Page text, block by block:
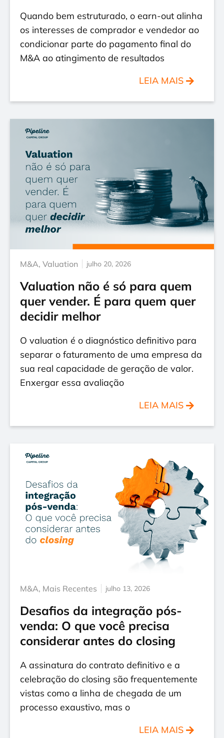
Quando bem estruturado, o earn-out alinha
os interesses de comprador e vendedor ao
condicionar parte do pagamento final do
M&A ao atingimento de resultados
LEIA MAIS
M&A, Valuation julho 20, 2026
Valuation não é só para quem
quer vender. É para quem quer
decidir melhor
O valuation é o diagnóstico definitivo para
separar o faturamento de uma empresa da
sua real capacidade de geração de valor.
Enxergar essa avaliação
LEIA MAIS
M&A, Mais Recentes julho 13, 2026
Desafios da integração pós-
venda: O que você precisa
considerar antes do closing
A assinatura do contrato definitivo e a
celebração do closing são frequentemente
vistas como a linha de chegada de um
processo exaustivo, mas o
LEIA MAIS